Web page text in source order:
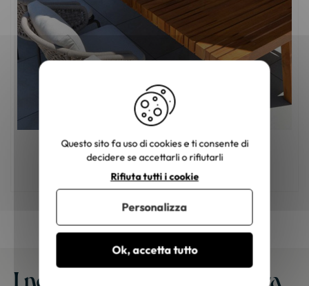
Sedie da giardino: come scegliere?
I nostri mobili a casa vostra
Questo sito fa uso di cookies e ti consente di
decidere se accettarli o rifiutarli
Ok, accetta tutto
Rifiuta tutti i cookie
Personalizza